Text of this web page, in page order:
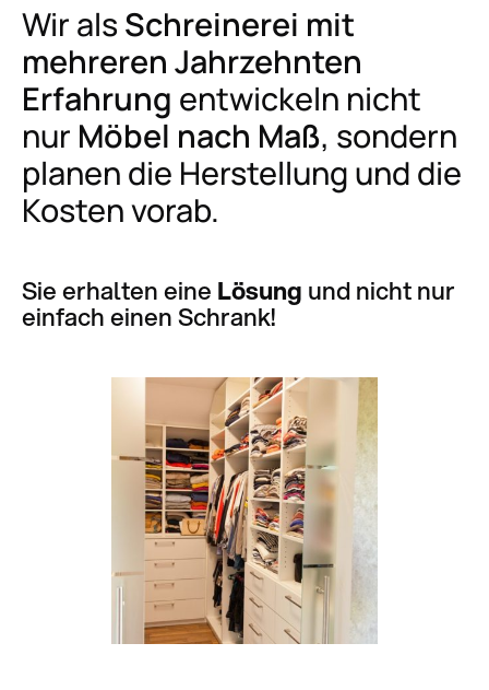
Wir als Schreinerei mit
mehreren Jahrzehnten
Erfahrung entwickeln nicht
nur Möbel nach Maß, sondern
planen die Herstellung und die
Kosten vorab.
Sie erhalten eine Lösung und nicht nur
einfach einen Schrank!